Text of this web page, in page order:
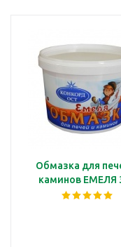
Обмазка для
каминов ЕМЕЛЯ